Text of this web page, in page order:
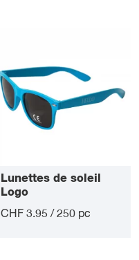
Lunettes de soleil
Logo
CHF 3.95 / 250 pc